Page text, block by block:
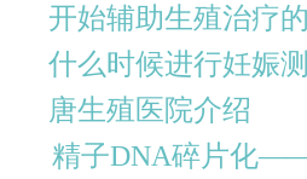
开始辅助生殖治疗
什么时候进行妊娠
唐生殖医院介绍
精子DNA碎片化